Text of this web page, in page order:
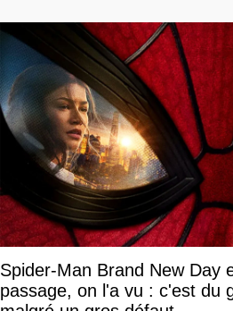
Spider-Man Brand New Day
passage, on l'a vu : c'est du